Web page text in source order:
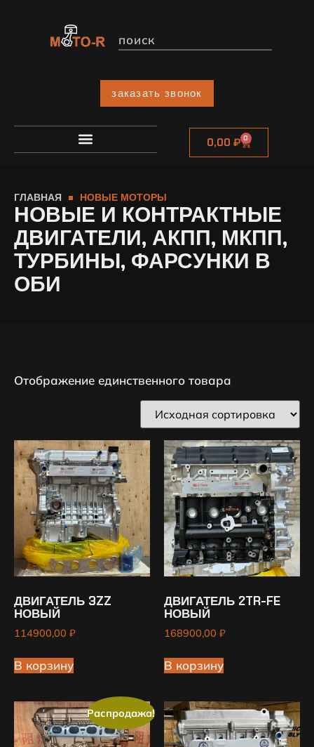
заказать звонок
0,00 ₽ 0
ГЛАВНАЯ НОВЫЕ МОТОРЫ
НОВЫЕ И КОНТРАКТНЫЕ
ДВИГАТЕЛИ, АКПП, МКПП,
ТУРБИНЫ, ФАРСУНКИ В
ОБИ
Отображение единственного товара
ДВИГАТЕЛЬ 3ZZ
НОВЫЙ
114900,00 ₽
В корзину
ДВИГАТЕЛЬ 2TR-FE
НОВЫЙ
168900,00 ₽
В корзину
Распродажа!